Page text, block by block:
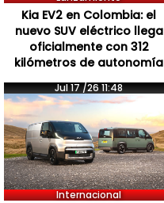
Kia EV2 en Colombia: el
nuevo SUV eléctrico llega
oficialmente con 312
kilómetros de autonomía
Jul 17 /26 11:48
Internacional